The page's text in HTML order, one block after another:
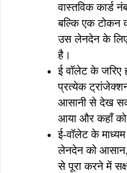
वास्तविक कार्ड
बल्कि एक टोकन
उस लेनदेन के लिए
है।
ई वॉलेट के जरिए
प्रत्येक
आसानी से देख
आया और कहाँ को
ई-वॉलेट के
लेनदेन को
से पूरा करने में